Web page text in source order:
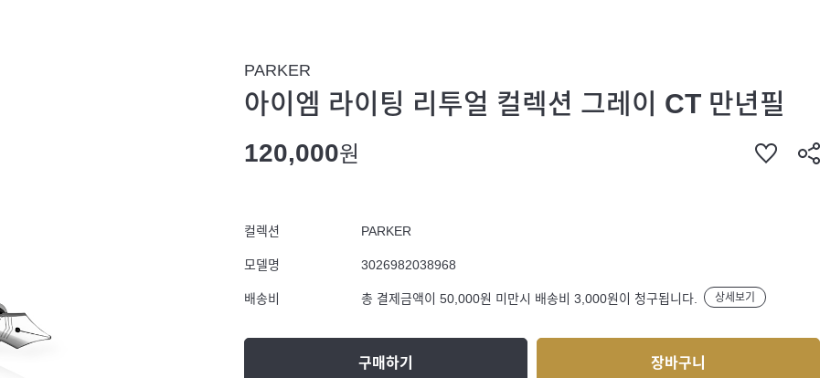
PARKER
아이엠 라이팅 리투얼 컬렉션 그레이 CT 만년필
120,000원
컬렉션 PARKER
모델명 3026982038968
배송비 총 결제금액이 50,000원 미만시 배송비 3,000원이 청구됩니다. 상세보기
구매하기 장바구니